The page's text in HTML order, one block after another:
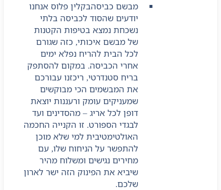
מבשם כביסהבקלין פלוס אנחנו
יודעים שהסוד לכביסה בלתי
נשכחת נמצא בטיפות הקטנות
של מבשם איכותי, כזה שגורם
לכל הבית להריח נפלא ימים
אחרי הכביסה. במקום להסתפק
בריח סטנדרטי, ריכזנו עבורכם
את המבשמים הכי מבוקשים
שמעניקים עומק ורעננות יוצאת
דופן לכל אריג – מהסדינים ועד
לבגדי הספורט. זו הקנייה החכמה
האולטימטיבית למי שלא מוכן
להתפשר על הניחוח שלו, עם
מחירים נגישים ומשלוח מהיר
שיביא את הפינוק הזה ישר לארון
שלכם.